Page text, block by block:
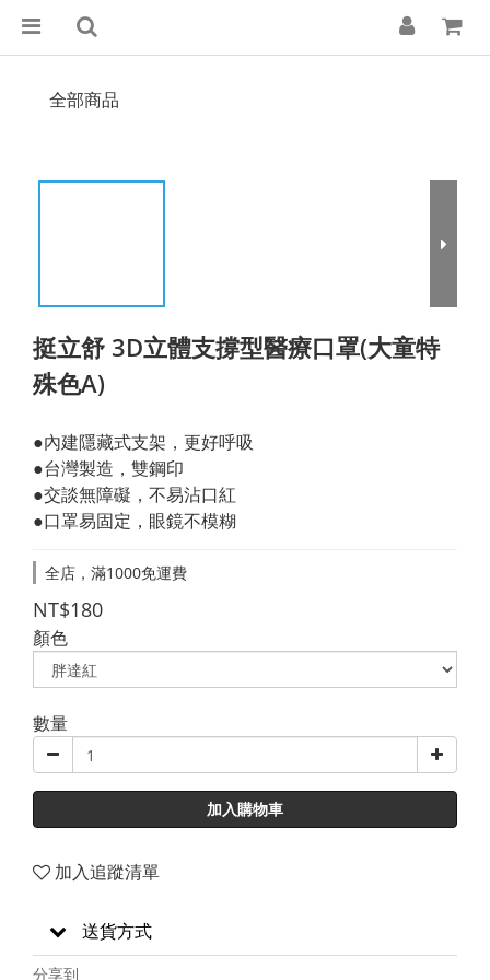
全部商品
挺立舒 3D立體支撐型醫療口罩(大童特
殊色A)
●內建隱藏式支架，更好呼吸
●台灣製造，雙鋼印
●交談無障礙，不易沾口紅
●口罩易固定，眼鏡不模糊
全店，滿1000免運費
NT$180
顏色
數量
加入購物車
加入追蹤清單
送貨方式
分享到